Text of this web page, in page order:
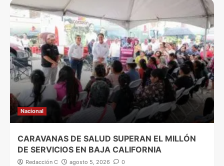
Nacional
CARAVANAS DE SALUD SUPERAN EL MILLÓN
DE SERVICIOS EN BAJA CALIFORNIA
Redacción C agosto 5, 2026 0